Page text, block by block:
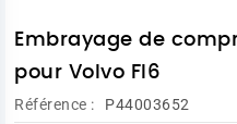
Embrayage de
pour Volvo Fl6
Référence : P44003652